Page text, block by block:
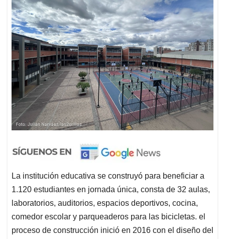
La institución educativa se construyó para beneficiar a
1.120 estudiantes en jornada única, consta de 32 aulas,
laboratorios, auditorios, espacios deportivos, cocina,
comedor escolar y parqueaderos para las bicicletas. el
proceso de construcción inició en 2016 con el diseño del